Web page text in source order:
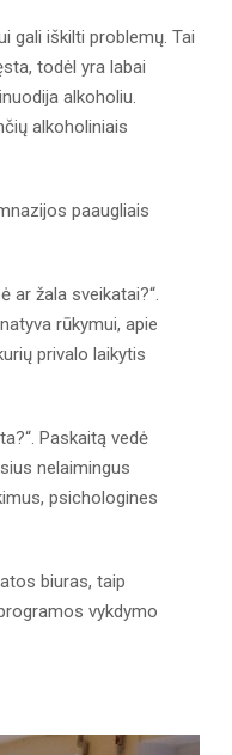
gali iškilti problemų. Tai
todėl yra labai
alkoholiu.
alkoholiniais
paaugliais
ar žala sveikatai?“.
rūkymui, apie
privalo laikytis
Paskaitą vedė
nelaimingus
psichologines
biuras, taip
vykdymo